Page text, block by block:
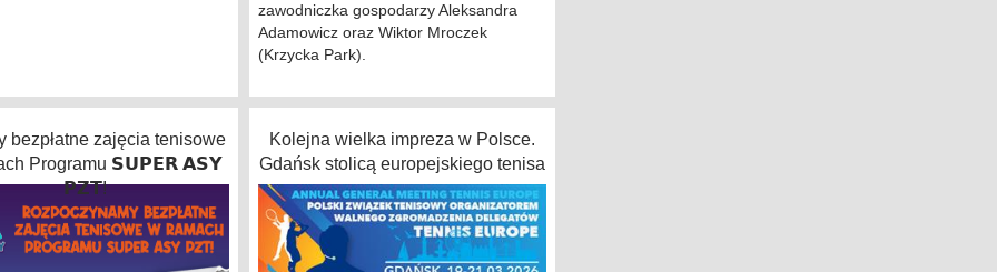
zawodniczka gospodarzy Aleksandra
Adamowicz oraz Wiktor Mroczek
(Krzycka Park).
bezpłatne zajęcia tenisowe
Programu 𝗦𝗨𝗣𝗘𝗥 𝗔𝗦𝗬
𝗣𝗭𝗧!
Kolejna wielka impreza w Polsce.
Gdańsk stolicą europejskiego tenisa